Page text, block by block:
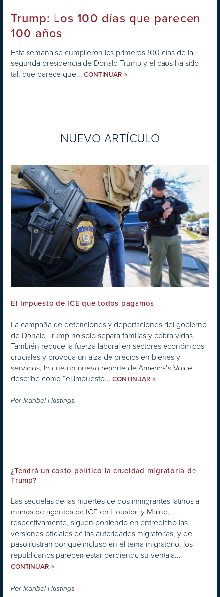
Trump: Los 100 días que parecen
100 años
Esta semana se cumplieron los primeros 100 días de la
segunda presidencia de Donald Trump y el caos ha sido
tal, que parece que... CONTINUAR »
NUEVO ARTÍCULO
El Impuesto de ICE que todos pagamos
La campaña de detenciones y deportaciones del gobierno
de Donald Trump no solo separa familias y cobra vidas.
También reduce la fuerza laboral en sectores económicos
cruciales y provoca un alza de precios en bienes y
servicios, lo que un nuevo reporte de America’s Voice
describe como “el impuesto... CONTINUAR »
Por Maribel Hastings
¿Tendrá un costo político la crueldad migratoria de
Trump?
Las secuelas de las muertes de dos inmigrantes latinos a
manos de agentes de ICE en Houston y Maine,
respectivamente, siguen poniendo en entredicho las
versiones oficiales de las autoridades migratorias, y de
paso ilustran por qué incluso en el tema migratorio, los
republicanos parecen estar perdiendo su ventaja...
CONTINUAR »
Por Maribel Hastings